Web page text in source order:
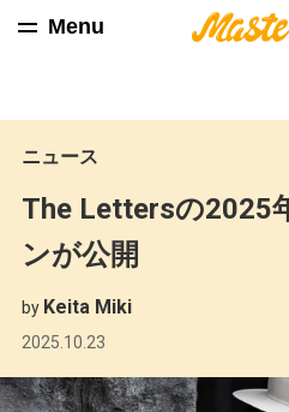
Menu
ニュース
The Lettersの2025
ンが公開
by Keita Miki
2025.10.23